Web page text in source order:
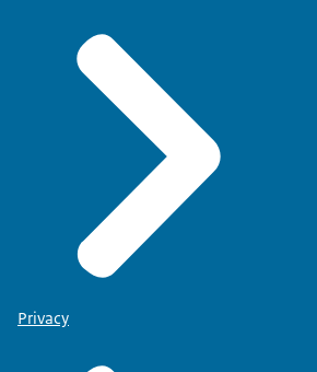
Privacy